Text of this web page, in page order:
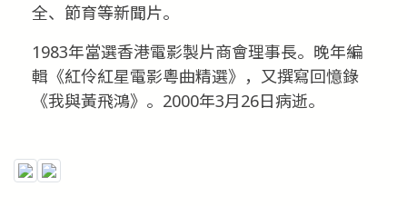
全、節育等新聞片。
1983年當選香港電影製片商會理事長。晚年編
輯《紅伶紅星電影粵曲精選》，又撰寫回憶錄
《我與黃飛鴻》。2000年3月26日病逝。